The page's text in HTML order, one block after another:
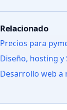
Relacionado
Precios para
Diseño, hosting y
Desarrollo web a